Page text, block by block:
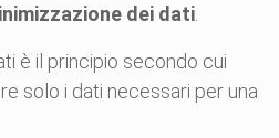
dei dati
è il principio secondo cui
solo i dati necessari per una